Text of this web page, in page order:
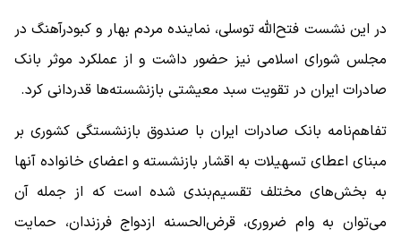
در این نشست فتح‌الله توسلی، نماینده مردم بهار و کبودرآهنگ در
مجلس شورای اسلامی نیز حضور داشت و از عملکرد موثر بانک
صادرات ایران در تقویت سبد معیشتی بازنشسته‌ها قدردانی کرد.
تفاهم‌نامه بانک صادرات ایران با صندوق بازنشستگی کشوری بر
مبنای اعطای تسهیلات به اقشار بازنشسته و اعضای خانواده آنها
به بخش‌های مختلف تقسیم‌بندی شده است که از جمله آن
می‌توان به وام ضروری، قرض‌الحسنه ازدواج فرزندان، حمایت